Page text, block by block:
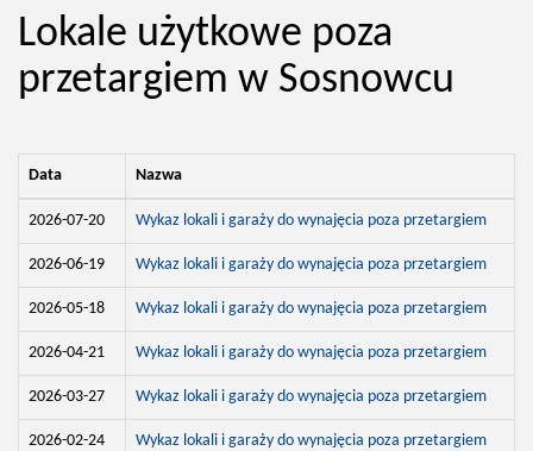
Lokale użytkowe poza
przetargiem w Sosnowcu
Data Nazwa
2026-07-20 Wykaz lokali i garaży do wynajęcia poza przetargiem
2026-06-19 Wykaz lokali i garaży do wynajęcia poza przetargiem
2026-05-18 Wykaz lokali i garaży do wynajęcia poza przetargiem
2026-04-21 Wykaz lokali i garaży do wynajęcia poza przetargiem
2026-03-27 Wykaz lokali i garaży do wynajęcia poza przetargiem
2026-02-24 Wykaz lokali i garaży do wynajęcia poza przetargiem